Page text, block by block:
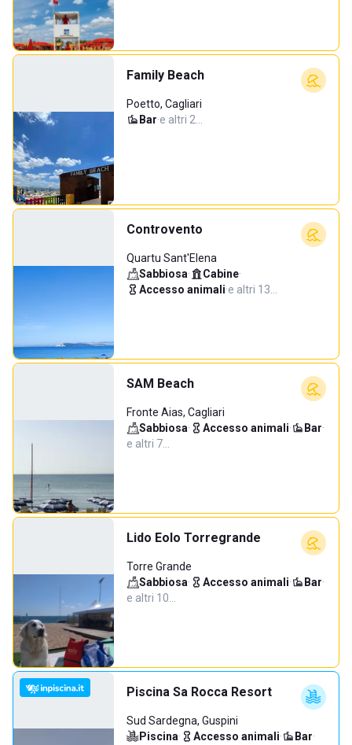
Family Beach
Poetto, Cagliari
Bar·e altri 2…
Controvento
Quartu Sant'Elena
Sabbiosa· Cabine·
Accesso animali·e altri 13…
SAM Beach
Fronte Aias, Cagliari
Sabbiosa· Accesso animali· Bar·
e altri 7…
Lido Eolo Torregrande
Torre Grande
Sabbiosa· Accesso animali· Bar·
e altri 10…
Piscina Sa Rocca Resort
Sud Sardegna, Guspini
Piscina· Accesso animali· Bar·